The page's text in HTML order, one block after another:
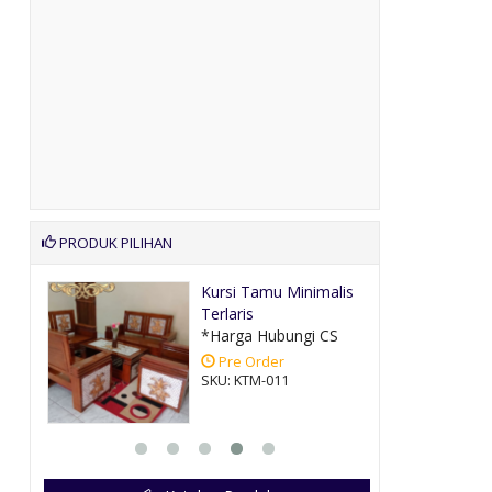
PRODUK PILIHAN
Kursi Tamu Minimalis
Terlaris
*Harga Hubungi CS
Pre Order
SKU: KTM-011